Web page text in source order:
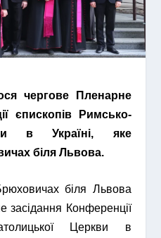
чергове Пленарне
єпископів Римсько-
в Україні, яке
біля Львова.
біля Львова
засідання Конференції
Церкви в